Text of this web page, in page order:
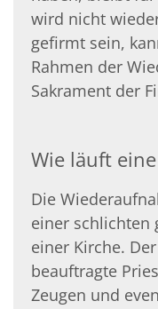
wird nicht
gefirmt sein,
Rahmen der
Sakrament der
Wie läuft
Die
einer schlichten
einer Kirche.
beauftragte
Zeugen und